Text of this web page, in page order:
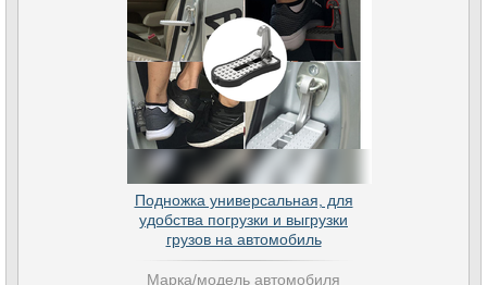
Подножка универсальная, для
удобства погрузки и выгрузки
грузов на автомобиль
Марка/модель автомобиля